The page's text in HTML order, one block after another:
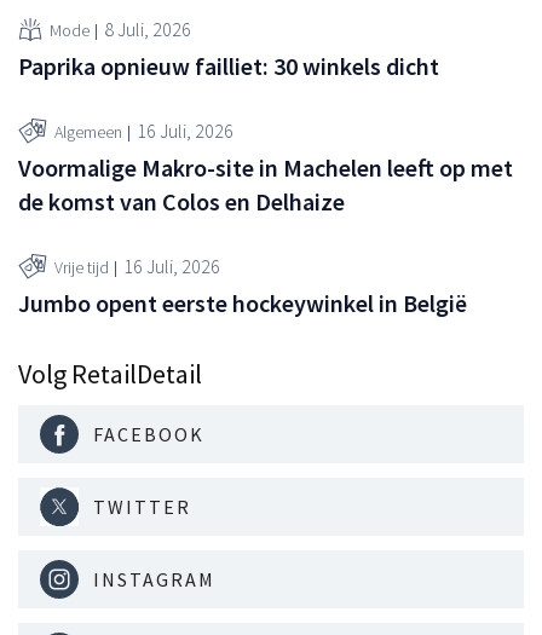
Mode 8 Juli, 2026
Paprika opnieuw failliet: 30 winkels dicht
Algemeen 16 Juli, 2026
Voormalige Makro-site in Machelen leeft op met
de komst van Colos en Delhaize
Vrije tijd 16 Juli, 2026
Jumbo opent eerste hockeywinkel in België
Volg RetailDetail
FACEBOOK
TWITTER
INSTAGRAM